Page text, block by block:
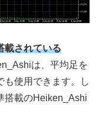
載されている
は、平均足を
も使用できます。し
搭載のHeiken_Ashi